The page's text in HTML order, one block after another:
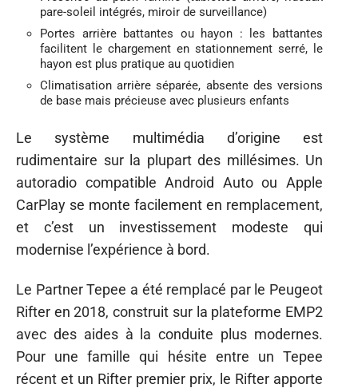
pare-soleil intégrés, miroir de surveillance)
Portes arrière battantes ou hayon : les battantes
facilitent le chargement en stationnement serré, le
hayon est plus pratique au quotidien
Climatisation arrière séparée, absente des versions
de base mais précieuse avec plusieurs enfants
Le système multimédia d’origine est
rudimentaire sur la plupart des millésimes. Un
autoradio compatible Android Auto ou Apple
CarPlay se monte facilement en remplacement,
et c’est un investissement modeste qui
modernise l’expérience à bord.
Le Partner Tepee a été remplacé par le Peugeot
Rifter en 2018, construit sur la plateforme EMP2
avec des aides à la conduite plus modernes.
Pour une famille qui hésite entre un Tepee
récent et un Rifter premier prix, le Rifter apporte